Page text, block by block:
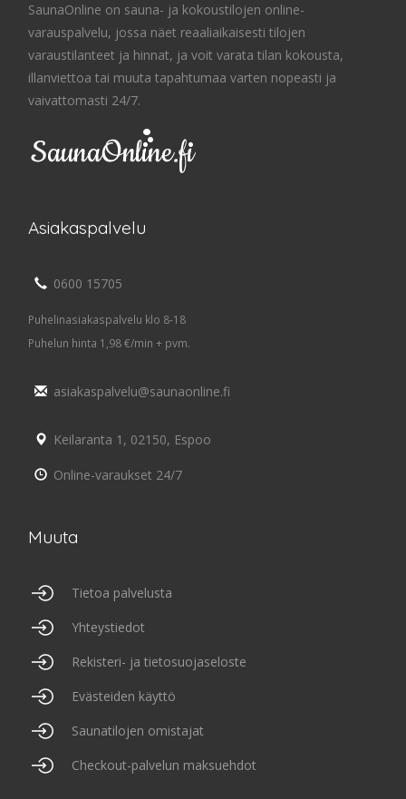
SaunaOnline on sauna- ja kokoustilojen online-
varauspalvelu, jossa näet reaaliaikaisesti tilojen
varaustilanteet ja hinnat, ja voit varata tilan kokousta,
illanviettoa tai muuta tapahtumaa varten nopeasti ja
vaivattomasti 24/7.
Asiakaspalvelu
0600 15705
Puhelinasiakaspalvelu klo 8-18
Puhelun hinta 1,98 €/min + pvm.
asiakaspalvelu@saunaonline.fi
Keilaranta 1, 02150, Espoo
Online-varaukset 24/7
Muuta
Tietoa palvelusta
Yhteystiedot
Rekisteri- ja tietosuojaseloste
Evästeiden käyttö
Saunatilojen omistajat
Checkout-palvelun maksuehdot